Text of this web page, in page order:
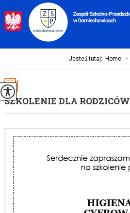
Jesteś tutaj: Home >
SZKOLENIE DLA RODZICÓW